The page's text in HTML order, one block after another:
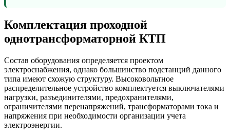
Комплектация проходной
однотрансформаторной КТП
Состав оборудования определяется проектом
электроснабжения, однако большинство подстанций данного
типа имеют схожую структуру. Высоковольтное
распределительное устройство комплектуется выключателями
нагрузки, разъединителями, предохранителями,
ограничителями перенапряжений, трансформаторами тока и
напряжения при необходимости организации учета
электроэнергии.